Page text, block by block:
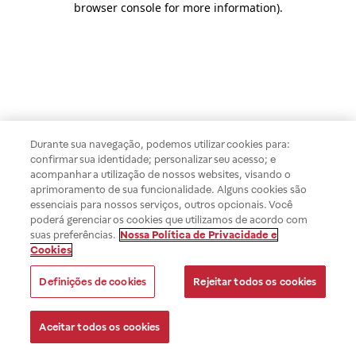
browser console for more information).
Durante sua navegação, podemos utilizar cookies para:
confirmar sua identidade; personalizar seu acesso; e
acompanhar a utilização de nossos websites, visando o
aprimoramento de sua funcionalidade. Alguns cookies são
essenciais para nossos serviços, outros opcionais. Você
poderá gerenciar os cookies que utilizamos de acordo com
suas preferências. Nossa Política de Privacidade e
Cookies
Definições de cookies Rejeitar todos os cookies
Aceitar todos os cookies